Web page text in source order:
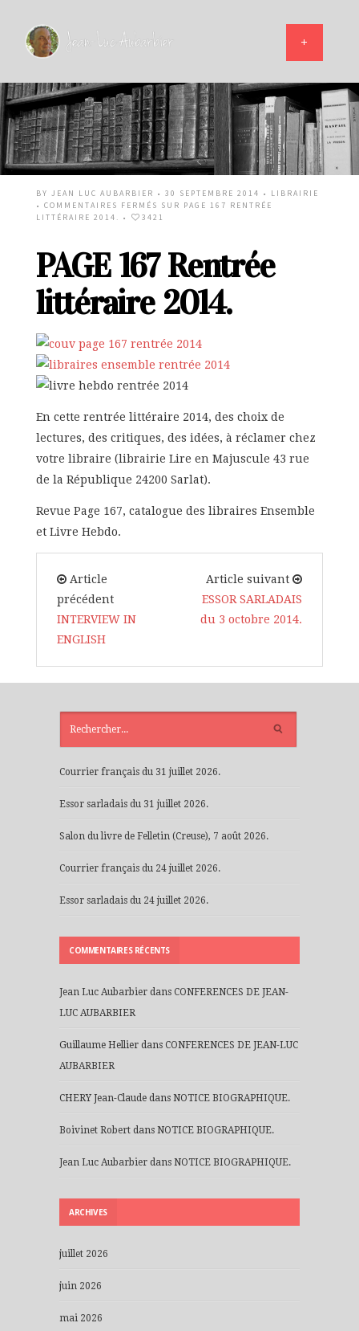
BY JEAN LUC AUBARBIER • 30 SEPTEMBRE 2014 • LIBRAIRIE
• COMMENTAIRES FERMÉS SUR PAGE 167 RENTRÉE
LITTÉRAIRE 2014. • 3421
PAGE 167 Rentrée
littéraire 2014.
En cette rentrée littéraire 2014, des choix de
lectures, des critiques, des idées, à réclamer chez
votre libraire (librairie Lire en Majuscule 43 rue
de la République 24200 Sarlat).
Revue Page 167, catalogue des libraires Ensemble
et Livre Hebdo.
Article
précédent
INTERVIEW IN
ENGLISH
Article suivant
ESSOR SARLADAIS
du 3 octobre 2014.
Courrier français du 31 juillet 2026.
Essor sarladais du 31 juillet 2026.
Salon du livre de Felletin (Creuse), 7 août 2026.
Courrier français du 24 juillet 2026.
Essor sarladais du 24 juillet 2026.
COMMENTAIRES RÉCENTS
Jean Luc Aubarbier dans CONFERENCES DE JEAN-
LUC AUBARBIER
Guillaume Hellier dans CONFERENCES DE JEAN-LUC
AUBARBIER
CHERY Jean-Claude dans NOTICE BIOGRAPHIQUE.
Boivinet Robert dans NOTICE BIOGRAPHIQUE.
Jean Luc Aubarbier dans NOTICE BIOGRAPHIQUE.
ARCHIVES
juillet 2026
juin 2026
mai 2026